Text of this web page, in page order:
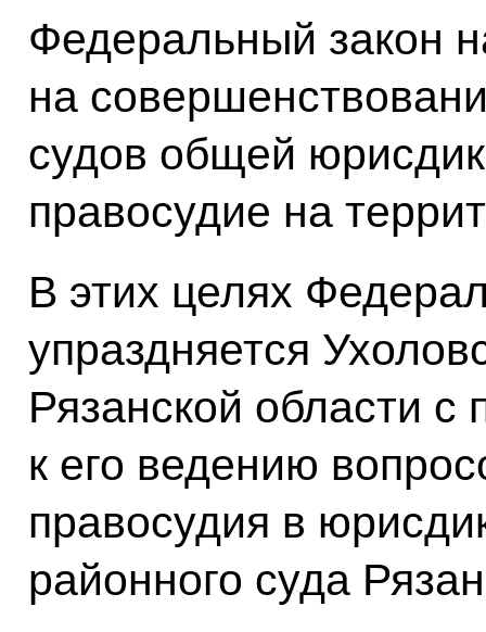
Федеральный закон
на
судов общей
правосудие на
В этих целях
упраздняется
Рязанской области с
к его ведению
правосудия в
районного суда